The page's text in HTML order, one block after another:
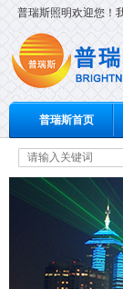
普瑞斯照明欢迎您！
普瑞斯首页